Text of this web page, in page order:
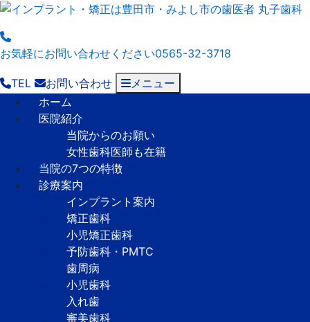
お気軽にお問い合わせください0565-32-3718
TEL お問い合わせ
メニュー
ホーム
医院紹介
当院からのお願い
女性歯科医師も在籍
当院の7つの特徴
診療案内
インプラント案内
矯正歯科
小児矯正歯科
予防歯科・PMTC
歯周病
小児歯科
入れ歯
審美歯科